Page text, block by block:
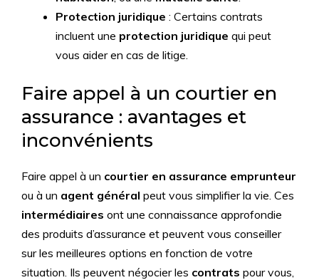
Protection juridique : Certains contrats
incluent une protection juridique qui peut
vous aider en cas de litige.
Faire appel à un courtier en
assurance : avantages et
inconvénients
Faire appel à un courtier en assurance emprunteur
ou à un agent général peut vous simplifier la vie. Ces
intermédiaires ont une connaissance approfondie
des produits d’assurance et peuvent vous conseiller
sur les meilleures options en fonction de votre
situation. Ils peuvent négocier les contrats pour vous,